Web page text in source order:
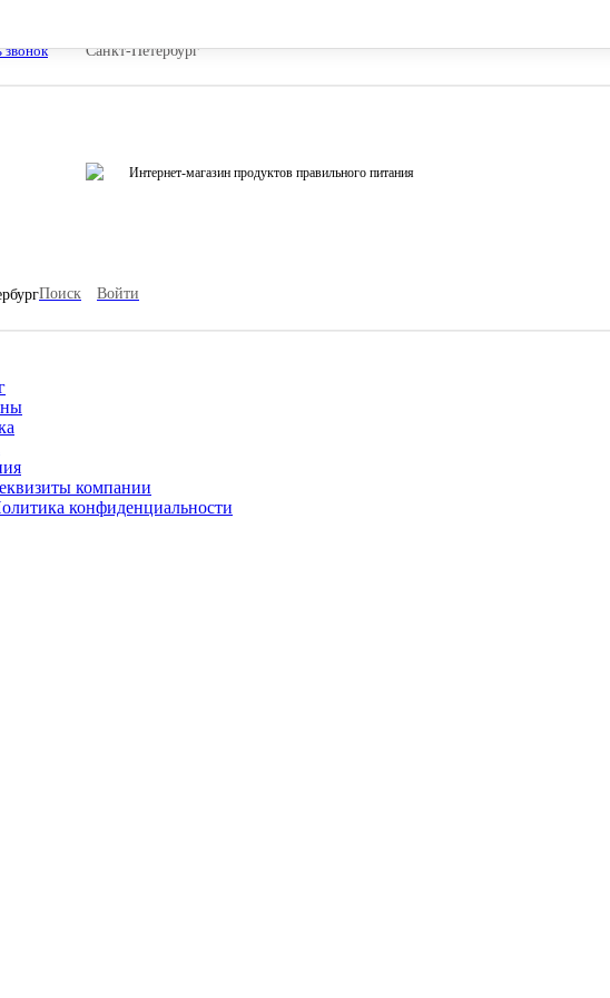
звонок Санкт-Петербург
Интернет-магазин продуктов правильного питания
Поиск Войти
компании
конфиденциальности